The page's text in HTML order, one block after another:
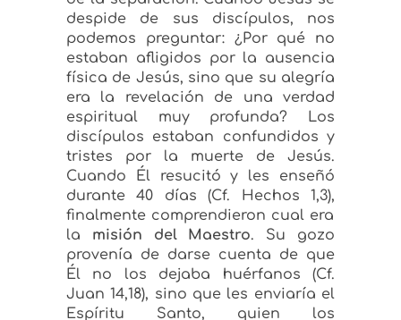
despide de sus discípulos, nos
podemos preguntar: ¿Por qué no
estaban afligidos por la ausencia
física de Jesús, sino que su alegría
era la revelación de una verdad
espiritual muy profunda? Los
discípulos estaban confundidos y
tristes por la muerte de Jesús.
Cuando Él resucitó y les enseñó
durante 40 días(Cf. Hechos 1,3),
finalmente comprendieron cual era
la misión del Maestro. Su gozo
provenía de darse cuenta de que
Él no los dejaba huérfanos (Cf.
Juan 14,18), sino que les enviaría el
Espíritu Santo, quien los